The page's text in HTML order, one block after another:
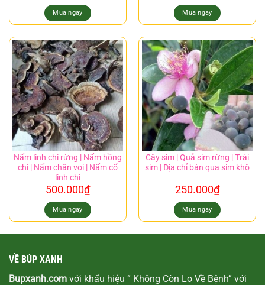
Mua ngay Mua ngay
Nấm linh chi rừng | Nấm hồng
chi | Nấm chân voi | Nấm cổ
linh chi
500.000₫
Mua ngay
Cây sim | Quả sim rừng | Trái
sim | Địa chỉ bán qua sim khô
250.000₫
Mua ngay
VỀ BÚP XANH
Bupxanh.com với khẩu hiệu ” Không Còn Lo Về Bệnh” với